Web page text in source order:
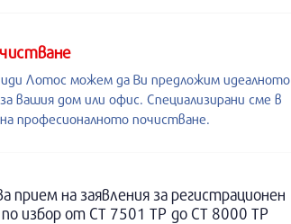
Лотос можем да Ви предложим идеалното
вашия дом или офис. Специализирани сме в
професионалното почистване.
прием на заявления за регистрационен
избор от СТ 7501 ТР до СТ 8000 ТР